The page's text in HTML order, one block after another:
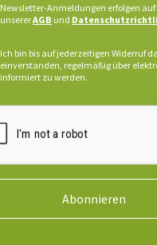
Newsletter-Anmeldungen erfolgen auf
unsererAGB und
Ich bin bis auf jederzeitigen Widerruf
einverstanden, regelmäßig über
informiert zu werden.
Abonnieren